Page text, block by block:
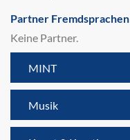
Partner Fremdsprachen
Keine Partner.
MINT
Musik